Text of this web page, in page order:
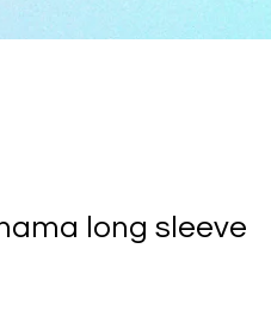
long sleeve